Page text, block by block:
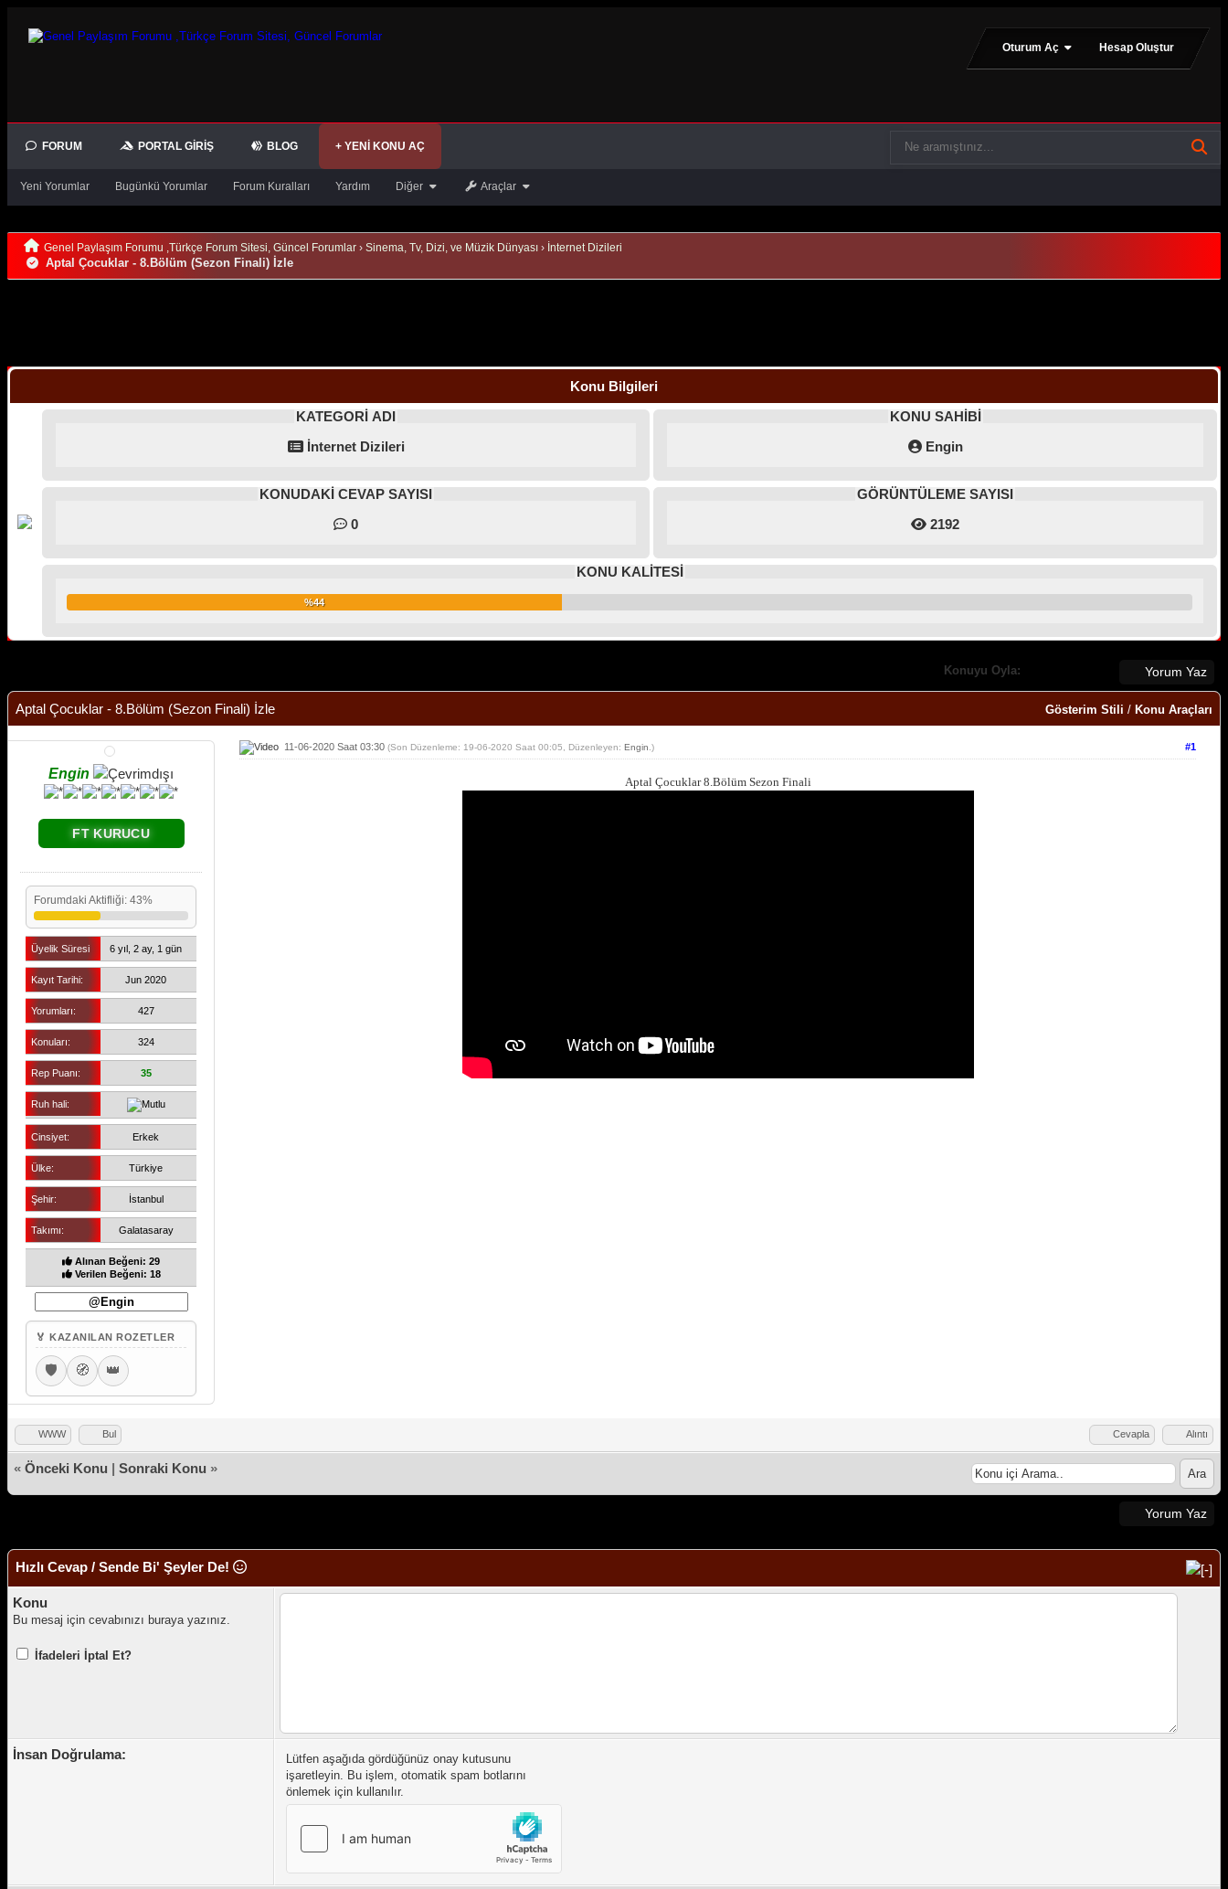
Oturum Aç Hesap Oluştur
FORUM PORTAL GIRIŞ BLOG + YENI KONU AÇ
Yeni Yorumlar Bugünkü Yorumlar Forum Kuralları Yardım Diğer Araçlar
Genel Paylaşım Forumu ,Türkçe Forum Sitesi, Güncel Forumlar › Sinema, Tv, Dizi, ve Müzik Dünyası › İnternet Dizileri
Aptal Çocuklar - 8.Bölüm (Sezon Finali) İzle
Konu Bilgileri
KATEGORİ ADI
İnternet Dizileri
KONU SAHİBİ
Engin
KONUDAKİ CEVAP SAYISI
0
GÖRÜNTÜLEME SAYISI
2192
KONU KALİTESİ
%44
Yorum Yaz
Konuyu Oyla:
Gösterim Stili / Konu Araçları
Aptal Çocuklar - 8.Bölüm (Sezon Finali) İzle
Engin
FT KURUCU
Forumdaki Aktifliği: 43%
Üyelik Süresi 6 yıl, 2 ay, 1 gün
Kayıt Tarihi: Jun 2020
Yorumları: 427
Konuları: 324
Rep Puanı: 35
Ruh hali:
Cinsiyet: Erkek
Ülke: Türkiye
Şehir: İstanbul
Takımı: Galatasaray
Alınan Beğeni: 29
Verilen Beğeni: 18
🏅 KAZANILAN ROZETLER
🛡️ 🧭 👑
#1
11-06-2020 Saat 03:30 (Son Düzenleme: 19-06-2020 Saat 00:05, Düzenleyen: Engin .)
Aptal Çocuklar 8.Bölüm Sezon Finali
WWW Bul Cevapla Alıntı
« Önceki Konu | Sonraki Konu »
Yorum Yaz
Hızlı Cevap / Sende Bi' Şeyler De!
Konu
Bu mesaj için cevabınızı buraya yazınız.
İfadeleri İptal Et?
İnsan Doğrulama:
Lütfen aşağıda gördüğünüz onay kutusunu
işaretleyin. Bu işlem, otomatik spam botlarını
önlemek için kullanılır.